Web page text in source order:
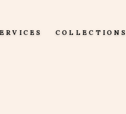
COLLECTIONS